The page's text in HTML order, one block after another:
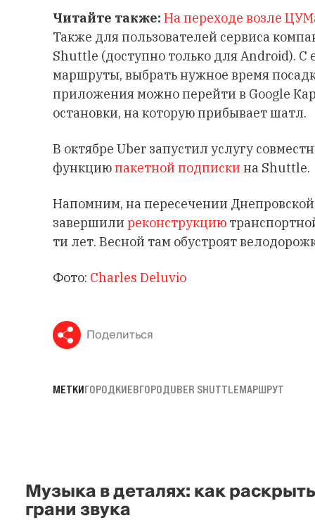
Читайте также: На переходе возле
Также для пользователей сервиса
Shuttle (доступно только для Android).
маршруты, выбрать нужное время
приложения можно перейти в Google
остановки, на которую прибывает шатл.
В октябре Uber запустил услугу
функциюпакетной подписки на Shuttle.
Напомним, на пересечении
завершили реконструкцию
ти лет. Весной там обустроят
Фото: Charles Deluvio
Поделиться
МЕТКИГОРОДКИЕВГОРОДUBER SHUTTLEМАРШРУТ
Музыка в деталях: как
грани звука